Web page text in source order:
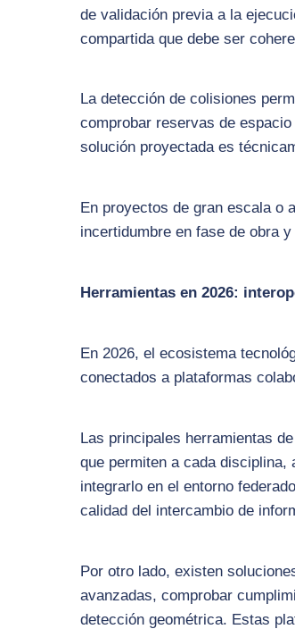
de validación previa a la
compartida que debe ser
La detección de colisiones
comprobar reservas de
solución proyectada es
En proyectos de gran escala o
incertidumbre en fase de obra
Herramientas en 2026:
En 2026, el ecosistema
conectados a plataformas
Las principales herramientas
que permiten a cada disciplina,
integrarlo en el entorno
calidad del intercambio de
Por otro lado, existen
avanzadas, comprobar
detección geométrica. Estas